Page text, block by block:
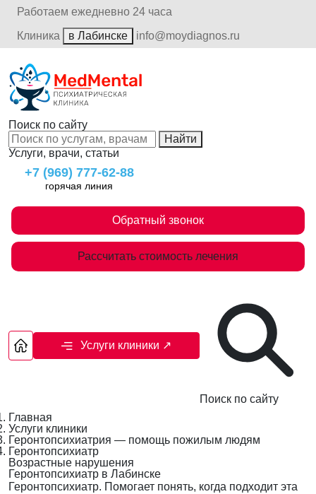
Работаем ежедневно 24 часа
Клиника
в Лабинске info@moydiagnos.ru
Поиск по сайту
Найти
Услуги, врачи, статьи
+7 (969) 777-62-88
горячая линия
Обратный звонок
Рассчитать стоимость лечения
Услуги клиники ↗
Поиск по сайту
Главная
Услуги клиники
Геронтопсихиатрия — помощь пожилым людям
Геронтопсихиатр
Возрастные нарушения
Геронтопсихиатр в Лабинске
Геронтопсихиатр. Помогает понять, когда подходит эта